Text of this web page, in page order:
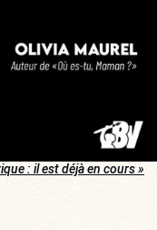
: il est déjà en cours »